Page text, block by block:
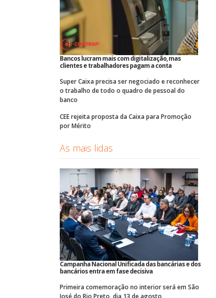
Bancos lucram mais com digitalização, mas
clientes e trabalhadores pagam a conta
Super Caixa precisa ser negociado e reconhecer
o trabalho de todo o quadro de pessoal do
banco
CEE rejeita proposta da Caixa para Promoção
por Mérito
As mais lidas
Campanha Nacional Unificada das bancárias e dos
bancários entra em fase decisiva
Primeira comemoração no interior será em São
José do Rio Preto, dia 13 de agosto